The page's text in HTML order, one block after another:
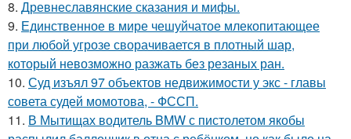
8. Древнеславянские сказания и мифы.
9. Единственное в мире чешуйчатое млекопитающее
при любой угрозе сворачивается в плотный шар,
который невозможно разжать без резаных ран.
10. Суд изъял 97 объектов недвижимости у экс - главы
совета судей момотова, - ФССП.
11. В Мытищах водитель BMW с пистолетом якобы